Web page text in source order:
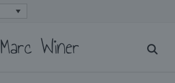
Marc Winer